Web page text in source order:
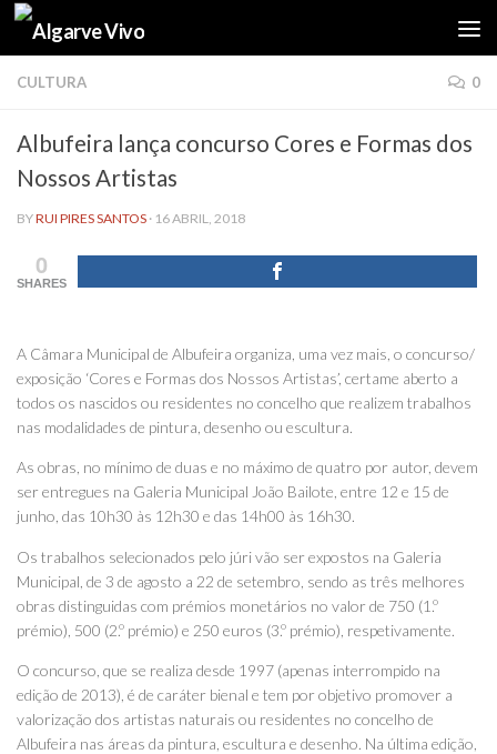
Skip to content
CULTURA 0
Albufeira lança concurso Cores e Formas dos
Nossos Artistas
BYRUI PIRES SANTOS · 16 ABRIL, 2018
0
SHARES
A Câmara Municipal de Albufeira organiza, uma vez mais, o concurso/
exposição ‘Cores e Formas dos Nossos Artistas’, certame aberto a
todos os nascidos ou residentes no concelho que realizem trabalhos
nas modalidades de pintura, desenho ou escultura.
As obras, no mínimo de duas e no máximo de quatro por autor, devem
ser entregues na Galeria Municipal João Bailote, entre 12 e 15 de
junho, das 10h30 às 12h30 e das 14h00 às 16h30.
Os trabalhos selecionados pelo júri vão ser expostos na Galeria
Municipal, de 3 de agosto a 22 de setembro, sendo as três melhores
obras distinguidas com prémios monetários no valor de 750 (1.º
prémio), 500 (2.º prémio) e 250 euros (3.º prémio), respetivamente.
O concurso, que se realiza desde 1997 (apenas interrompido na
edição de 2013), é de caráter bienal e tem por objetivo promover a
valorização dos artistas naturais ou residentes no concelho de
Albufeira nas áreas da pintura, escultura e desenho. Na última edição,